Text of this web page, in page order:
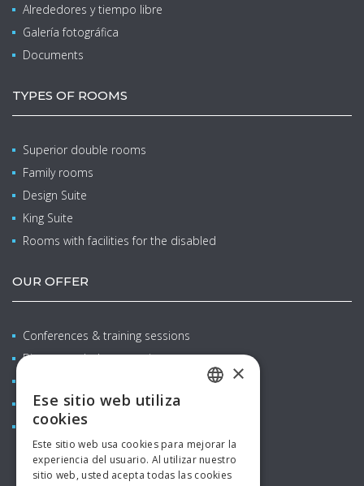
Alrededores y tiempo libre
Galería fotográfica
Documents
TYPES OF ROOMS
Superior double rooms
Family rooms
Design Suite
King Suite
Rooms with facilities for the disabled
OUR OFFER
Conferences & training sessions
Bienestar y balneoterapia
Restaurants & bars
Aquapark
GERMAN
×
Ese sitio web utiliza
cookies
Este sitio web usa cookies para mejorar la
experiencia del usuario. Al utilizar nuestro
sitio web, usted acepta todas las cookies